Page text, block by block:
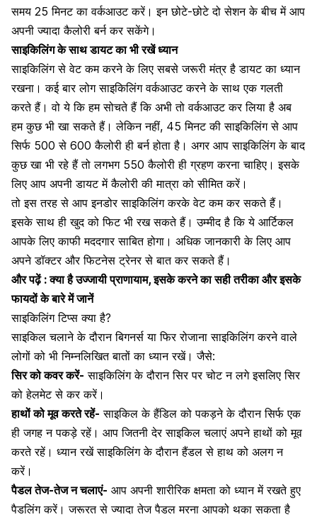
समय 25 मिनट का वर्कआउट करें। इन छोटे-छोटे दो सेशन के बीच में आप
अपनी ज्यादा कैलोरी बर्न कर सकेंगे।
साइकिलिंग के साथ डायट का भी रखें ध्यान
साइकिलिंग से वेट कम करने के लिए सबसे जरूरी मंत्र है डायट का ध्यान
रखना। कई बार लोग साइकिलिंग वर्कआउट करने के साथ एक गलती
करते हैं। वो ये कि हम सोचते हैं कि अभी तो वर्कआउट कर लिया है अब
हम कुछ भी खा सकते हैं। लेकिन नहीं, 45 मिनट की साइकिलिंग से आप
सिर्फ 500 से 600 कैलोरी ही बर्न होता है। अगर आप साइकिलिंग के बाद
कुछ खा भी रहे हैं तो लगभग 550 कैलोरी ही ग्रहण करना चाहिए। इसके
लिए आप अपनी डायट में कैलोरी की मात्रा को सीमित करें।
तो इस तरह से आप इनडोर साइकिलिंग करके वेट कम कर सकते हैं।
इसके साथ ही खुद को फिट भी रख सकते हैं। उम्मीद है कि ये आर्टिकल
आपके लिए काफी मददगार साबित होगा। अधिक जानकारी के लिए आप
अपने डॉक्टर और फिटनेस ट्रेनर से बात कर सकते हैं।
और पढ़ें :क्या है उज्जायी प्राणायाम, इसके करने का सही तरीका और इसके
फायदों के बारे में जानें
साइकिलिंग टिप्स क्या है?
साइकिल चलाने के दौरान बिगनर्स या फिर रोजाना साइकिलिंग करने वाले
लोगों को भी निम्नलिखित बातों का ध्यान रखें। जैसे:
सिर को कवर करें- साइकिलिंग के दौरान सिर पर चोट न लगे इसलिए सिर
को हेलमेट से कर करें।
हाथों को मूव करते रहें- साइकिल के हैंडिल को पकड़ने के दौरान सिर्फ एक
ही जगह न पकड़े रहें। आप जितनी देर साइकिल चलाएं अपने हाथों को मूव
करते रहें। ध्यान रखें साइकिलिंग के दौरान हैंडल से हाथ को अलग न
करें।
पैडल तेज-तेज न चलाएं- आप अपनी शारीरिक क्षमता को ध्यान में रखते हुए
पैडलिंग करें। जरूरत से ज्यादा तेज पैडल मरना आपको थका सकता है